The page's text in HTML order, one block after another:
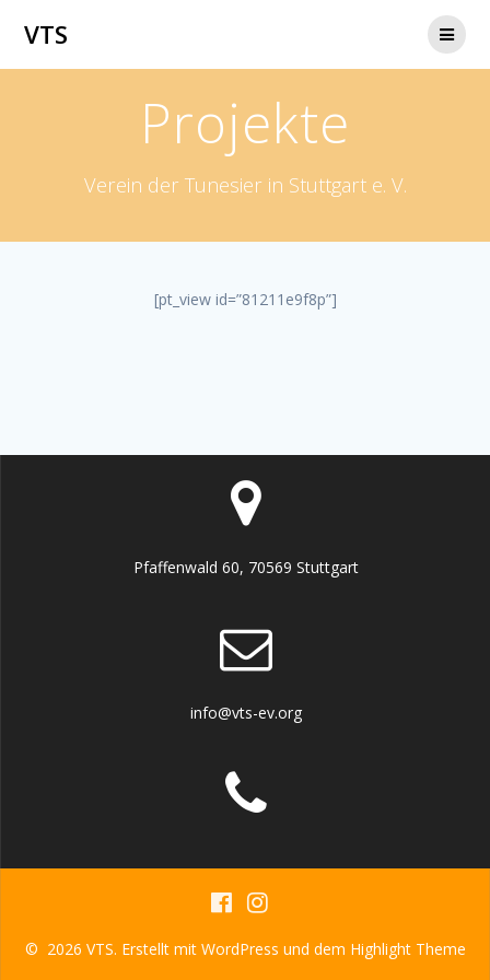
VTS
Projekte
Verein der Tunesier in Stuttgart e. V.
[pt_view id=”81211e9f8p”]
Pfaffenwald 60, 70569 Stuttgart
info@vts-ev.org
© 2026 VTS. Erstellt mit WordPress und dem Highlight Theme